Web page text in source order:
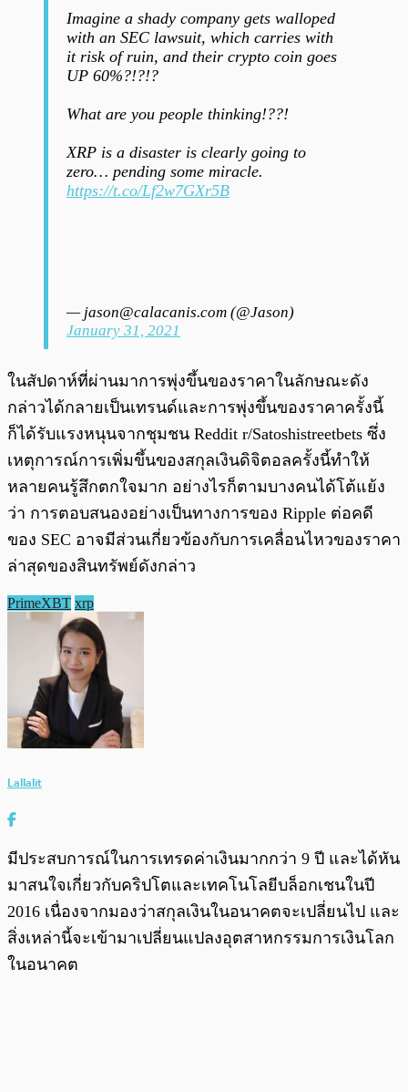
Imagine a shady company gets walloped
with an SEC lawsuit, which carries with
it risk of ruin, and their crypto coin goes
UP 60%?!?!?
What are you people thinking!??!
XRP is a disaster is clearly going to
zero… pending some miracle.
https://t.co/Lf2w7GXr5B
— jason@calacanis.com (@Jason)
January 31, 2021
ในสัปดาห์ที่ผ่านมาการพุ่งขึ้นของราคาในลักษณะดัง
กล่าวได้กลายเป็นเทรนด์และการพุ่งขึ้นของราคาครั้งนี้
ก็ได้รับแรงหนุนจากชุมชน Reddit r/Satoshistreetbets ซึ่ง
เหตุการณ์การเพิ่มขึ้นของสกุลเงินดิจิตอลครั้งนี้ทำให้
หลายคนรู้สึกตกใจมาก อย่างไรก็ตามบางคนได้โต้แย้ง
ว่า การตอบสนองอย่างเป็นทางการของ Ripple ต่อคดี
ของ SEC อาจมีส่วนเกี่ยวข้องกับการเคลื่อนไหวของราคา
ล่าสุดของสินทรัพย์ดังกล่าว
PrimeXBT xrp
Lallalit
มีประสบการณ์ในการเทรดค่าเงินมากกว่า 9 ปี และได้หัน
มาสนใจเกี่ยวกับคริปโตและเทคโนโลยีบล็อกเชนในปี
2016 เนื่องจากมองว่าสกุลเงินในอนาคตจะเปลี่ยนไป และ
สิ่งเหล่านี้จะเข้ามาเปลี่ยนแปลงอุตสาหกรรมการเงินโลก
ในอนาคต